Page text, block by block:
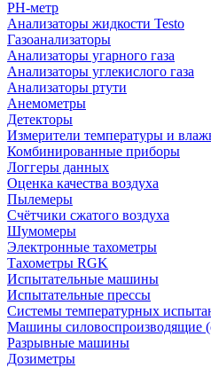
PH-метр
Анализаторы жидкости Testo
Газоанализаторы
Анализаторы угарного газа
Анализаторы углекислого газа
Анализаторы ртути
Анемометры
Детекторы
Измерители температуры и
Комбинированные приборы
Логгеры данных
Оценка качества воздуха
Пылемеры
Счётчики сжатого воздуха
Шумомеры
Электронные тахометры
Тахометры RGK
Испытательные машины
Испытательные прессы
Системы температурных
Машины силовоспроизводящие
Разрывные машины
Дозиметры